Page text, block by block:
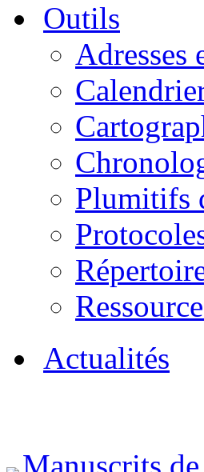
Outils
Adresses
Plumitifs
Actualités